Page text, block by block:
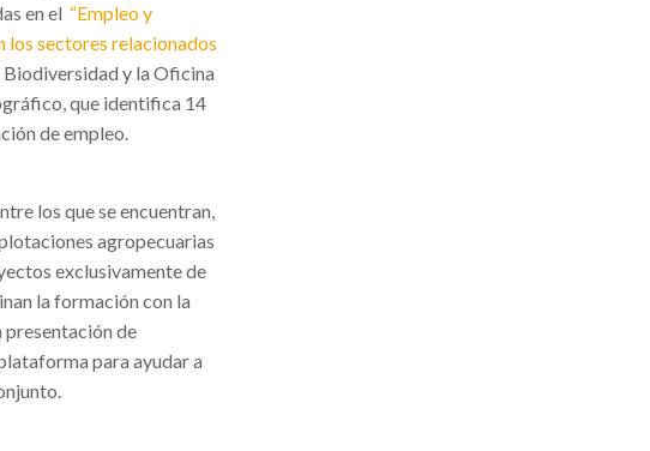
en el “Empleo y
sectores relacionados
y la Oficina
que identifica 14
de empleo.
los que se encuentran,
agropecuarias
exclusivamente de
la formación con la
presentación de
para ayudar a